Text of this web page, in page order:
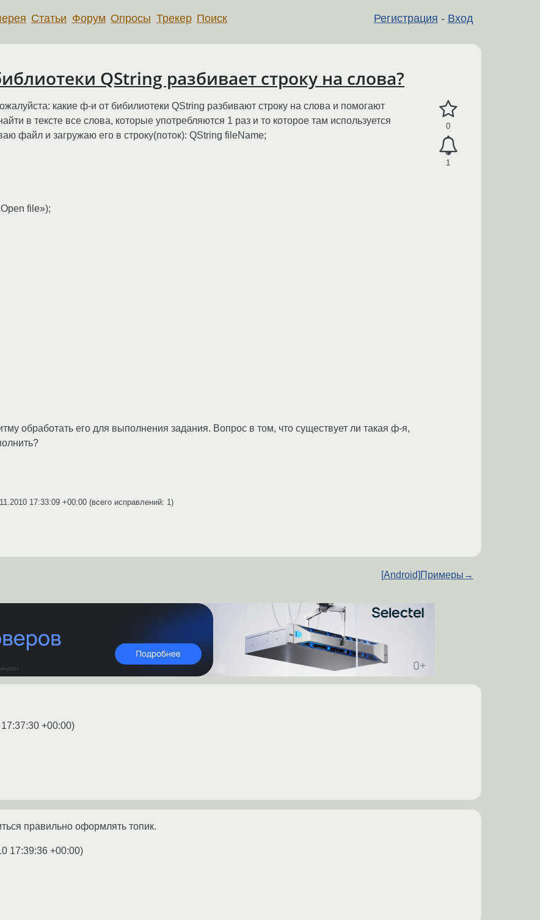
Регистрация - Вход
Статьи Форум Опросы Трекер Поиск
QString разбивает строку на слова?
0
1
какие ф-и от бибилиотеки QString разбивают строку на слова и помогают
в тексте все слова, которые употребляются 1 раз и то которое там используется
файл и загружаю его в строку(поток): QString fileName;
file»);
обработать его для выполнения задания. Вопрос в том, что существует ли такая ф-я,
17:33:09 +00:00 (всего исправлений: 1)
[Android]Примеры →
+00:00)
правильно оформлять топик.
17:39:36 +00:00)